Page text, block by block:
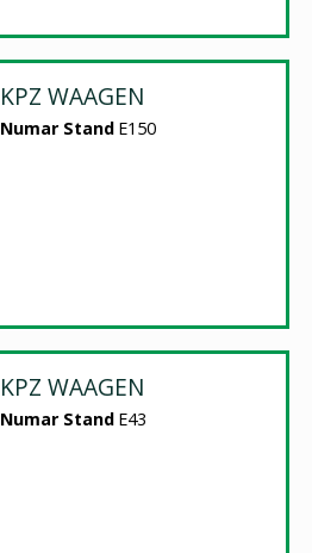
KPZ WAAGEN
Numar Stand E150
KPZ WAAGEN
Numar Stand E43